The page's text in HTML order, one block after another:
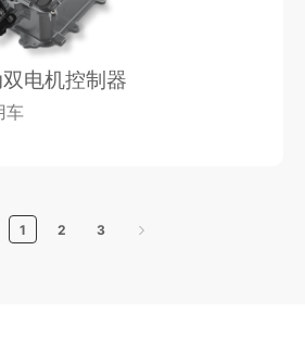
电机控制器
车
1 2 3